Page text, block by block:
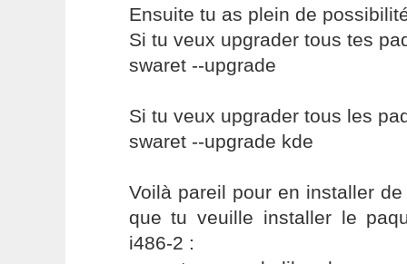
Ensuite tu as plein de
Si tu veux upgrader tous tes
swaret --upgrade
Si tu veux upgrader tous les
swaret --upgrade kde
Voilà pareil pour en installer
que tu veuille installer le
i486-2 :